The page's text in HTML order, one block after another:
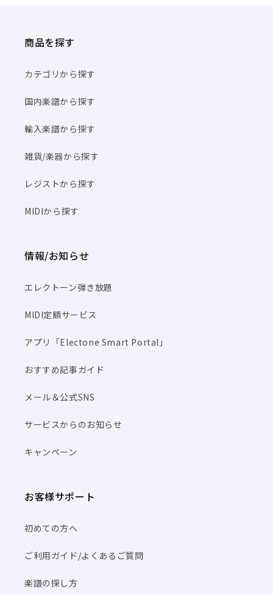
商品を探す
カテゴリから探す
国内楽譜から探す
輸入楽譜から探す
雑貨/楽器から探す
レジストから探す
MIDIから探す
情報/お知らせ
エレクトーン弾き放題
MIDI定額サービス
アプリ「Electone Smart Portal」
おすすめ記事ガイド
メール＆公式SNS
サービスからのお知らせ
キャンペーン
お客様サポート
初めての方へ
ご利用ガイド/よくあるご質問
楽譜の探し方